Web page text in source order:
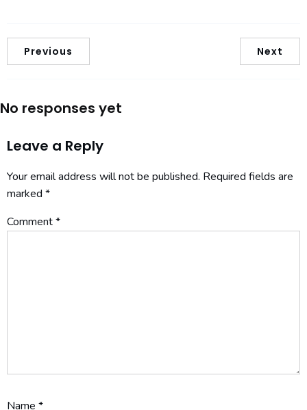
Previous Next
No responses yet
Leave a Reply
Your email address will not be published. Required fields are
marked *
Comment*
Name *